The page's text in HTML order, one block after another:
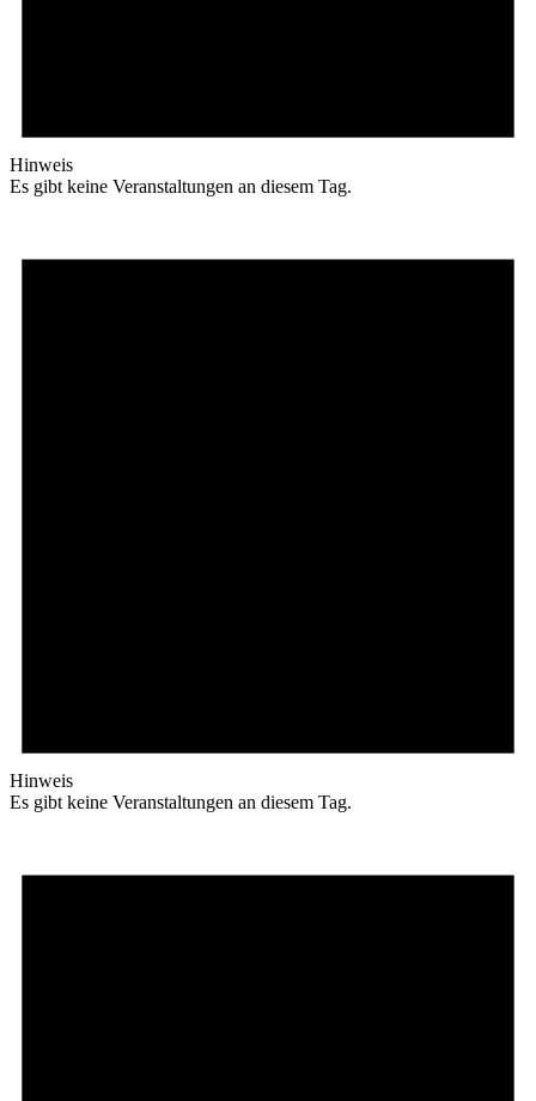
Hinweis
Es gibt keine Veranstaltungen an diesem Tag.
Hinweis
Es gibt keine Veranstaltungen an diesem Tag.